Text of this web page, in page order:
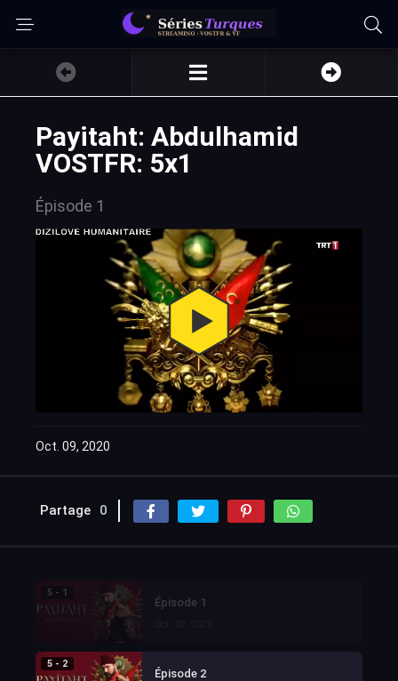
Payitaht: Abdulhamid
VOSTFR: 5x1
Épisode 1
Oct. 09, 2020
Partage 0
5 - 1
Épisode 1
5 - 2
Épisode 2